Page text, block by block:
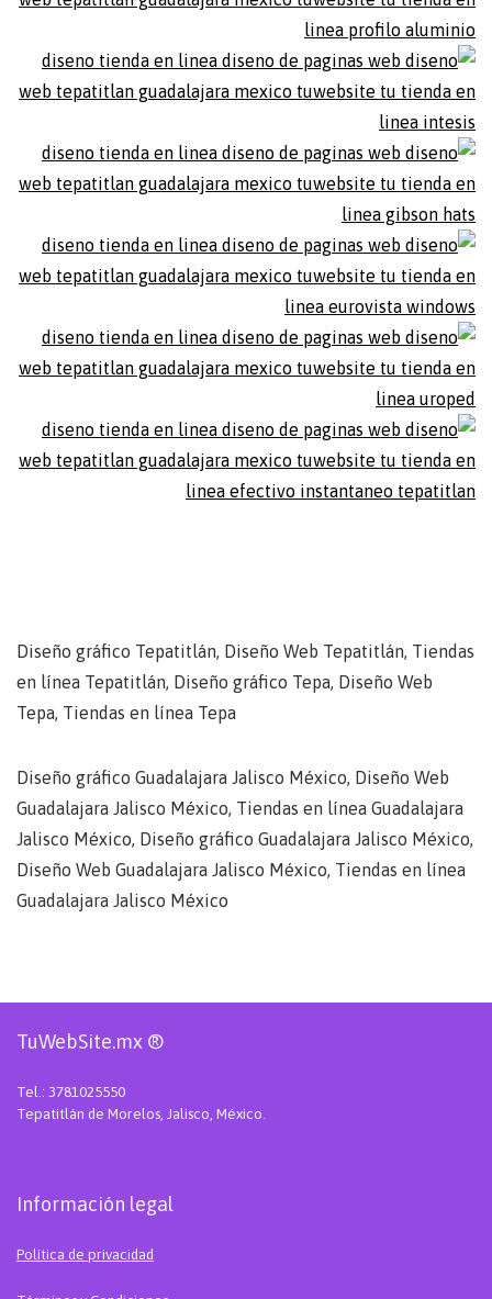
Diseño gráfico Tepatitlán, Diseño Web Tepatitlán, Tiendas
en línea Tepatitlán, Diseño gráfico Tepa, Diseño Web
Tepa, Tiendas en línea Tepa
Diseño gráfico Guadalajara Jalisco México, Diseño Web
Guadalajara Jalisco México, Tiendas en línea Guadalajara
Jalisco México, Diseño gráfico Guadalajara Jalisco México,
Diseño Web Guadalajara Jalisco México, Tiendas en línea
Guadalajara Jalisco México
TuWebSite.mx ®
Tel.: 3781025550
Tepatitlán de Morelos, Jalisco, México.
Información legal
Política de privacidad